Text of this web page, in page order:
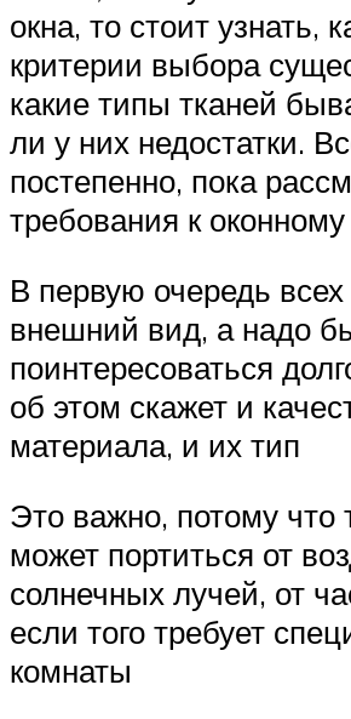
окна, то стоит узнать,
критерии выбора
какие типы тканей
ли у них недостатки.
постепенно, пока
требования к
В первую очередь всех
внешний вид, а надо
поинтересоваться
об этом скажет и
материала, и их тип
Это важно, потому что
может портиться от
солнечных лучей, от
если того требует
комнаты